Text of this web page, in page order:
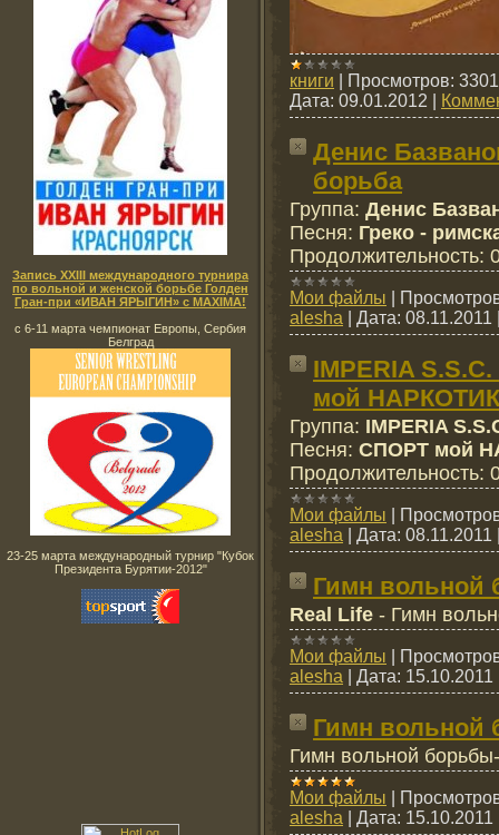
Запись XXIII международного турнира
по вольной и женской борьбе Голден
Гран-при «ИВАН ЯРЫГИН» с MAXIMA!
с 6-11 марта чемпионат Европы, Сербия
Белград
23-25 марта международный турнир "Кубок
Президента Бурятии-2012"
книги Просмотров: 3301
Дата: 09.01.2012
Денис
борьба
Группа: Денис
Песня: Греко -
Продолжительность:
Мои файлы
alesha
Дата: 08.11.2011
IMPERIA
мой НАРКОТИК
Группа: IMPERIA
Песня: СПОРТ мой
Продолжительность:
Мои файлы
alesha
Дата: 08.11.2011
Гимн вольной
Real Life - Гимн
Мои файлы
alesha
Дата: 15.10.2011
Гимн вольной
Гимн вольной
Мои файлы
alesha
Дата: 15.10.2011